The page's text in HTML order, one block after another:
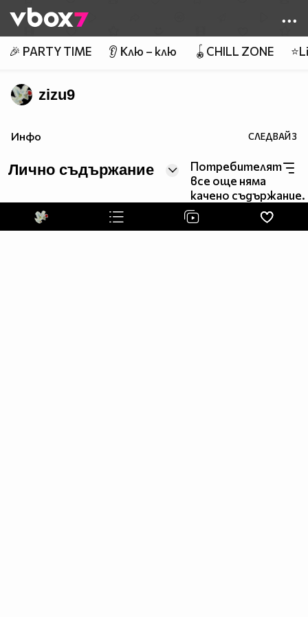
👾
🎉 PARTY TIME 👂 Клю – клю 🪀CHILL ZONE
zizu9
Инфо СЛЕДВАЙ3
Лично съдържание
Потребителят
все още няма
качено съдържание.